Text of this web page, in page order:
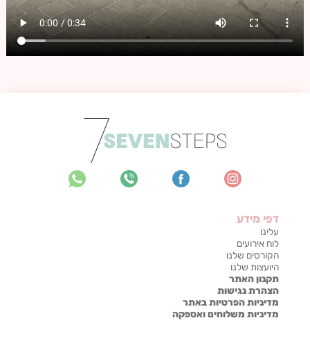
דפי מידע
עלינו
לוח אירועים
הקורסים שלנו
היועצות שלנו
תקנון האתר
הצהרת נגישות
מדיניות הפרטיות באתר
מדיניות משלוחים ואספקה